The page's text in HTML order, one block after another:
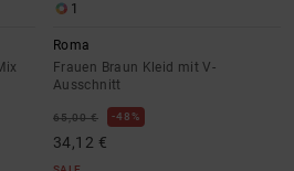
1
Roma
Frauen Braun Kleid mit V-
Ausschnitt
65,00 € 48%
34,12 €